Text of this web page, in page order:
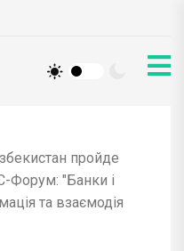
пройде
Форум: "Банки і
та взаємодія